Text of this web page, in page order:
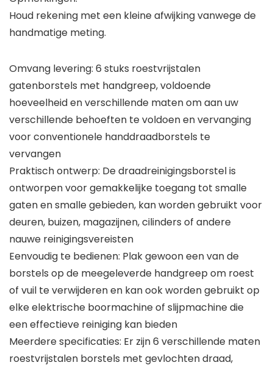
Houd rekening met een kleine afwijking vanwege de
handmatige meting.
Omvang levering: 6 stuks roestvrijstalen
gatenborstels met handgreep, voldoende
hoeveelheid en verschillende maten om aan uw
verschillende behoeften te voldoen en vervanging
voor conventionele handdraadborstels te
vervangen
Praktisch ontwerp: De draadreinigingsborstel is
ontworpen voor gemakkelijke toegang tot smalle
gaten en smalle gebieden, kan worden gebruikt voor
deuren, buizen, magazijnen, cilinders of andere
nauwe reinigingsvereisten
Eenvoudig te bedienen: Plak gewoon een van de
borstels op de meegeleverde handgreep om roest
of vuil te verwijderen en kan ook worden gebruikt op
elke elektrische boormachine of slijpmachine die
een effectieve reiniging kan bieden
Meerdere specificaties: Er zijn 6 verschillende maten
roestvrijstalen borstels met gevlochten draad,